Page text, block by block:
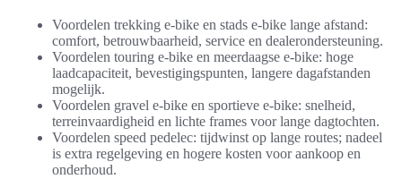
Voordelen trekking e-bike en stads e-bike lange afstand:
comfort, betrouwbaarheid, service en dealerondersteuning.
Voordelen touring e-bike en meerdaagse e-bike: hoge
laadcapaciteit, bevestigingspunten, langere dagafstanden
mogelijk.
Voordelen gravel e-bike en sportieve e-bike: snelheid,
terreinvaardigheid en lichte frames voor lange dagtochten.
Voordelen speed pedelec: tijdwinst op lange routes; nadeel
is extra regelgeving en hogere kosten voor aankoop en
onderhoud.